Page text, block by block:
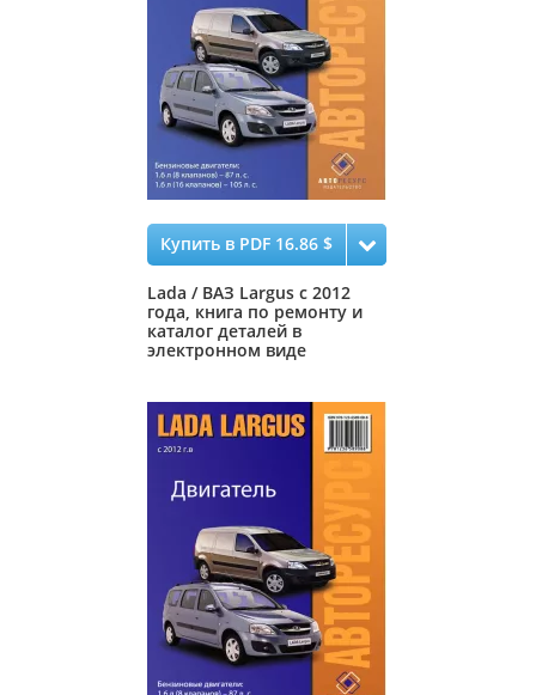
Купить в PDF 16.86 $
Lada / ВАЗ Largus с 2012
года, книга по ремонту и
каталог деталей в
электронном виде